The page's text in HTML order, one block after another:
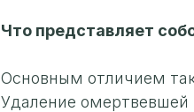
Что представляет
Основным отличием
Удаление омертвевшей